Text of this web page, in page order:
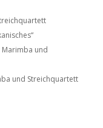
Marimba und
und Streichquartett